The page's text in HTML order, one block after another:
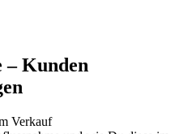
– Kunden
Verkauf